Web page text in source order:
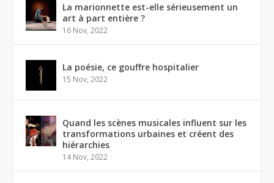
La marionnette est-elle sérieusement un
art à part entière ?
16 Nov, 2022
La poésie, ce gouffre hospitalier
15 Nov, 2022
Quand les scènes musicales influent sur les
transformations urbaines et créent des
hiérarchies
14 Nov, 2022